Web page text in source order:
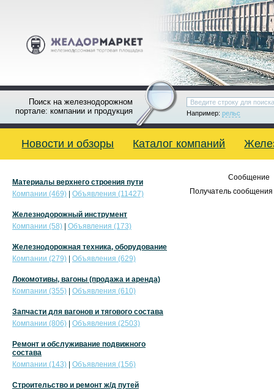
Поиск на железнодорожном
портале: компании и продукция
Например: рельс
Новости и обзоры Каталог компаний
Сообщение
Получатель сообщения
Материалы верхнего строения пути
Компании (469)
Объявления (11427)
Железнодорожный инструмент
Компании (58)
Объявления (173)
Железнодорожная техника, оборудование
Компании (279)
Объявления (629)
Локомотивы, вагоны (продажа и аренда)
Компании (355)
Объявления (610)
Запчасти для вагонов и тягового состава
Компании (806)
Объявления (2503)
Ремонт и обслуживание подвижного
состава
Компании (143)
Объявления (156)
Строительство и ремонт ж/д путей